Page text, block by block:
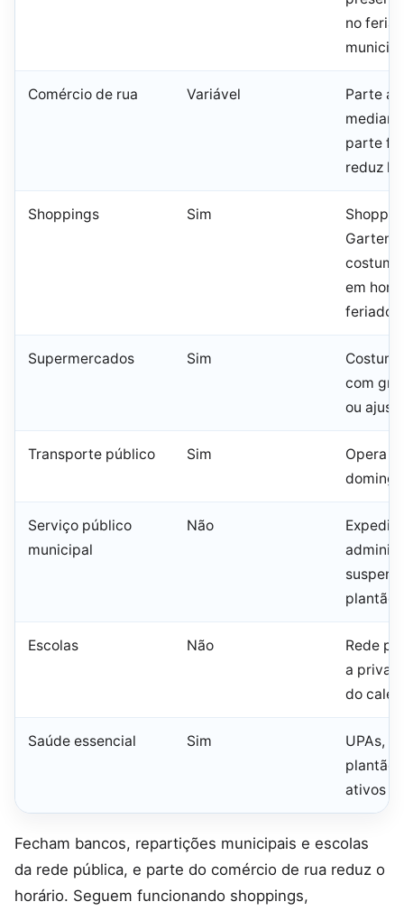
no
Comércio de rua Variável
Parte
parte
reduz
Shoppings Sim
Garten
em
feriado
Supermercados Sim
com
ou
Transporte público Sim
Opera
Serviço público
municipal
Não
plantão
Escolas Não
Rede
a
do
Saúde essencial Sim
UPAs,
plantão
ativos
Fecham bancos, repartições municipais e escolas
da rede pública, e parte do comércio de rua reduz o
horário. Seguem funcionando shoppings,